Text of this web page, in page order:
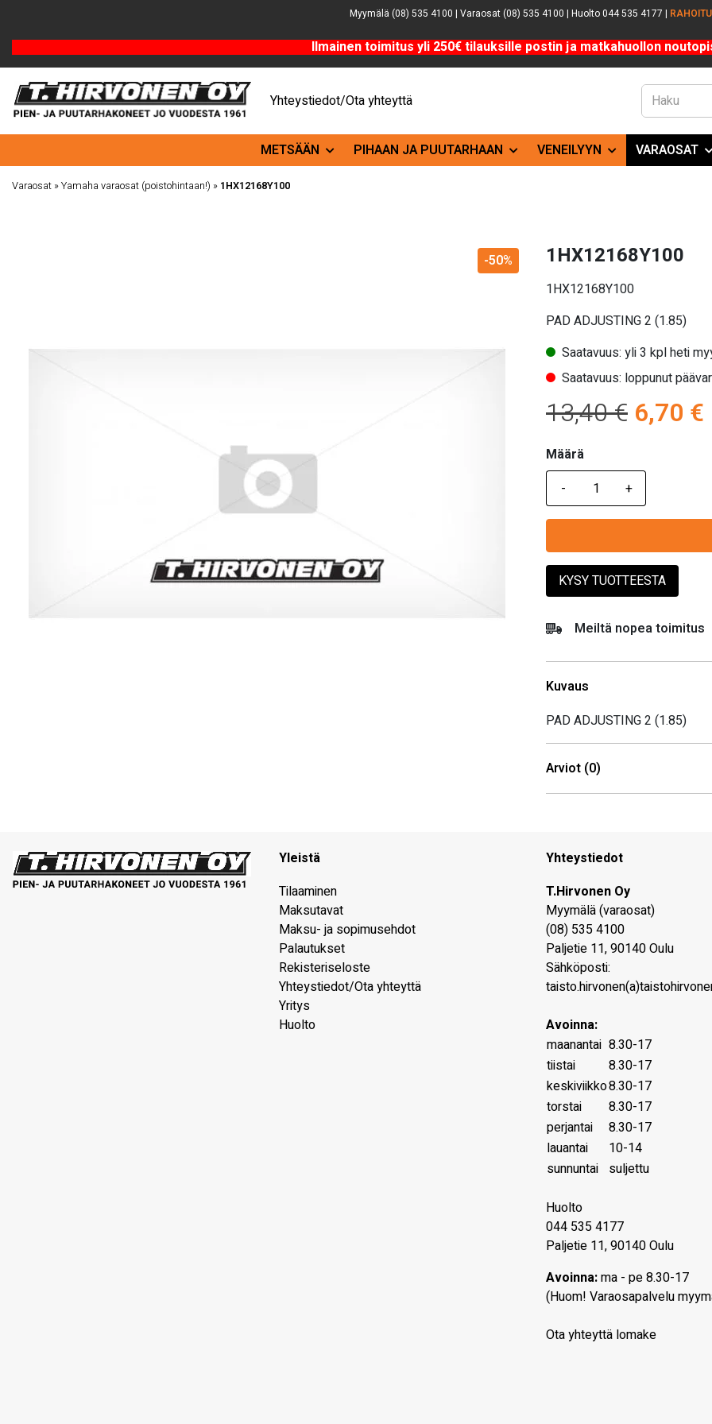
Myymälä (08) 535 4100 | Varaosat (08) 535 4100 | Huolto 044 535 4177 |
Ilmainen toimitus yli 250€ tilauksille postin ja matkahuollon
Yhteystiedot/Ota yhteyttä
METSÄÄN PIHAAN JA PUUTARHAAN VENEILYYN VARAOSAT
Varaosat »Yamaha varaosat (poistohintaan!) » 1HX12168Y100
-50% 1HX12168Y100
1HX12168Y100
PAD ADJUSTING 2 (1.85)
Saatavuus: yli 3 kpl heti
Saatavuus: loppunut
13,40€
13,40
6,70 €
Määrä
Määrä
KYSY TUOTTEESTA
Meiltä nopea toimitus
Kuvaus
PAD ADJUSTING 2 (1.85)
Arviot (0)
Yleistä
Tilaaminen
Maksutavat
Maksu- ja sopimusehdot
Palautukset
Rekisteriseloste
Yhteystiedot/Ota yhteyttä
Yritys
Huolto
Yhteystiedot
T.Hirvonen Oy
Myymälä (varaosat)
(08) 535 4100
Paljetie 11,90140Oulu
Sähköposti:
Avoinna:
maanantai 8.30-17
tiistai
8.30-17
keskiviikko8.30-17
torstai
8.30-17
perjantai
8.30-17
lauantai
10-14
sunnuntai suljettu
Huolto
044 535 4177
Paljetie 11, 90140 Oulu
Avoinna:ma - pe 8.30-17
(Huom! Varaosapalvelu
Ota yhteyttä lomake